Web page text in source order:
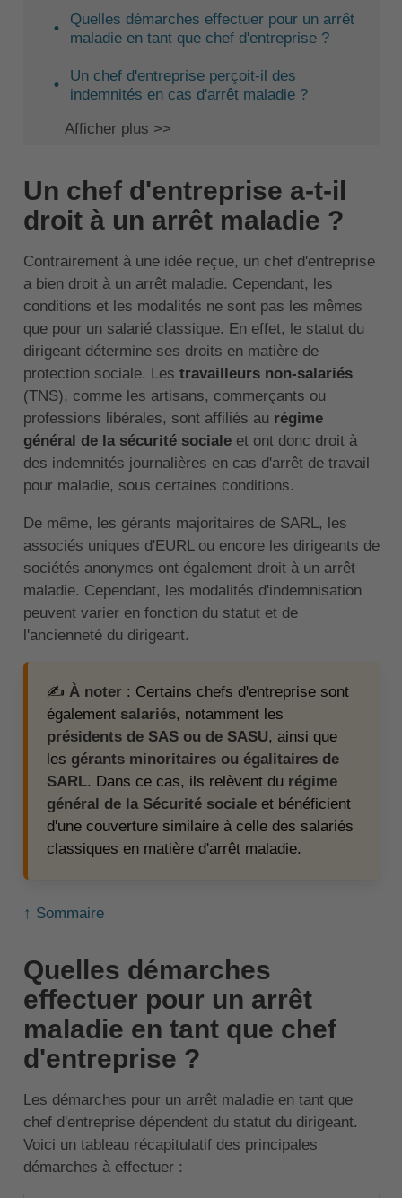
Quelles démarches effectuer pour un arrêt
maladie en tant que chef d'entreprise ?
Un chef d'entreprise perçoit-il des
indemnités en cas d'arrêt maladie ?
Afficher plus >>
Un chef d'entreprise a-t-il
droit à un arrêt maladie ?
Contrairement à une idée reçue, un chef d'entreprise
a bien droit à un arrêt maladie. Cependant, les
conditions et les modalités ne sont pas les mêmes
que pour un salarié classique. En effet, le statut du
dirigeant détermine ses droits en matière de
protection sociale. Les travailleurs non-salariés
(TNS), comme les artisans, commerçants ou
professions libérales, sont affiliés au régime
général de la sécurité sociale et ont donc droit à
des indemnités journalières en cas d'arrêt de travail
pour maladie, sous certaines conditions.
De même, les gérants majoritaires de SARL, les
associés uniques d'EURL ou encore les dirigeants de
sociétés anonymes ont également droit à un arrêt
maladie. Cependant, les modalités d'indemnisation
peuvent varier en fonction du statut et de
l'ancienneté du dirigeant.
✍️ À noter : Certains chefs d'entreprise sont
également salariés, notamment les
présidents de SAS ou de SASU, ainsi que
les gérants minoritaires ou égalitaires de
SARL. Dans ce cas, ils relèvent du régime
général de la Sécurité socialeet bénéficient
d'une couverture similaire à celle des salariés
classiques en matière d'arrêt maladie.
↑ Sommaire
Quelles démarches
effectuer pour un arrêt
maladie en tant que chef
d'entreprise ?
Les démarches pour un arrêt maladie en tant que
chef d'entreprise dépendent du statut du dirigeant.
Voici un tableau récapitulatif des principales
démarches à effectuer :